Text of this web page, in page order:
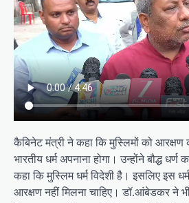
कैबिनेट मंत्री ने कहा कि मुस्लिमों को आरक्षण
भारतीय धर्म अपनाना होगा। उन्होंने बौद्ध
कहा कि मुस्लिम धर्म विदेशी है। इसलिए इस
आरक्षण नहीं मिलना चाहिए। डॉ.आंबेडकर ने